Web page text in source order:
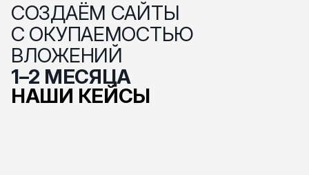
СОЗДАЁМ САЙТЫ
С ОКУПАЕМОСТЬЮ
ВЛОЖЕНИЙ
1–2 МЕСЯЦА
НАШИ КЕЙСЫ